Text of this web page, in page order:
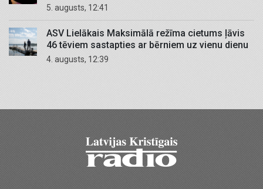
5. augusts, 12:41
ASV Lielākais Maksimālā režīma cietums ļāvis
46 tēviem sastapties ar bērniem uz vienu dienu
4. augusts, 12:39